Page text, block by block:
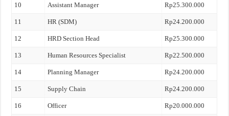
10 Assistant Manager Rp25.300.000
11 HR (SDM) Rp24.200.000
12 HRD Section Head Rp25.300.000
13 Human Resources Specialist Rp22.500.000
14 Planning Manager Rp24.200.000
15 Supply Chain Rp24.200.000
16 Officer Rp20.000.000